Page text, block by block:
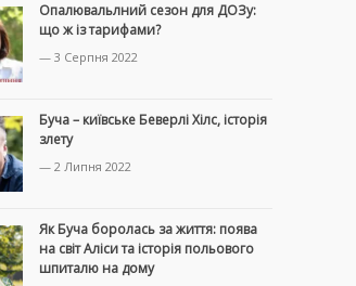
Опалювальлний сезон для ДОЗу:
що ж із тарифами?
— 3 Серпня 2022
Буча – київське Беверлі Хілс, історія
злету
— 2 Липня 2022
Як Буча боролась за життя: поява
на світ Аліси та історія польового
шпиталю на дому